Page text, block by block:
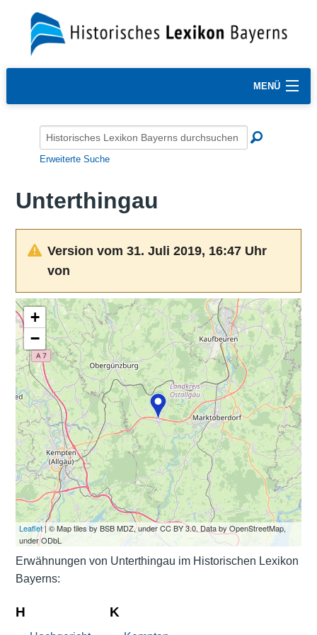
MENÜ
Erweiterte Suche
Unterthingau
Version vom 31. Juli 2019, 16:47 Uhr
von
+
−
Leaflet| © Map tiles by BSB MDZ, under CC BY 3.0. Data by OpenStreetMap,
under ODbL
Erwähnungen von Unterthingau im Historischen Lexikon
Bayerns:
H K